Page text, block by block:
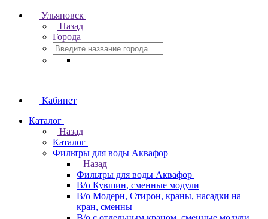
Ульяновск
Назад
Города
Кабинет
Каталог
Назад
Каталог
Фильтры для воды Аквафор
Назад
Фильтры для воды Аквафор
В/о Кувшин, сменные модули
В/о Модерн, Стирон, краны, насадки на
кран, сменны